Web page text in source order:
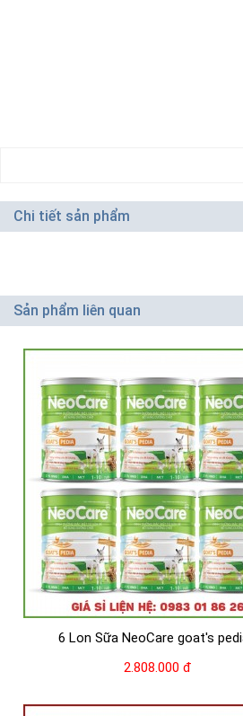
Chi tiết sản phẩm
Sản phẩm liên quan
6 Lon Sữa NeoCare goat's
2.808.000 đ